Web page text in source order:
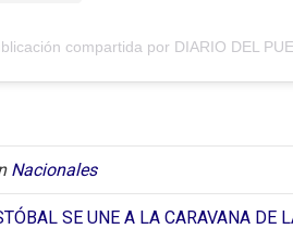
compartida por DIARIO DEL
Nacionales
SE UNE A LA CARAVANA DE